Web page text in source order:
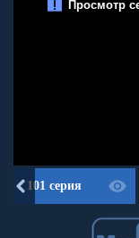
101 серия